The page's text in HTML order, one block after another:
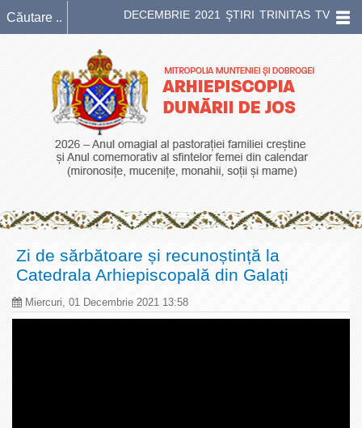
DECEMBRIE 2021 ŞTIRI TRINITAS TV
Zi de sărbătoare și recunoștință la
Catedrala Arhiepiscopală din Galați
Miercuri, 01 Decembrie 2021 13:58